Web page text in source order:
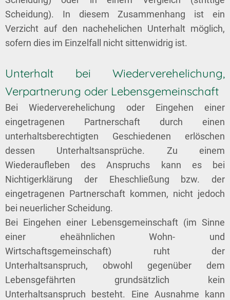
Scheidung). In diesem Zusammenhang ist ein
Verzicht auf den nachehelichen Unterhalt möglich,
sofern dies im Einzelfall nicht sittenwidrig ist.
Unterhalt bei Wiederverehelichung,
Verpartnerung oder Lebensgemeinschaft
Bei Wiederverehelichung oder Eingehen einer
eingetragenen Partnerschaft durch einen
unterhaltsberechtigten Geschiedenen erlöschen
dessen Unterhaltsansprüche. Zu einem
Wiederaufleben des Anspruchs kann es bei
Nichtigerklärung der Eheschließung bzw. der
eingetragenen Partnerschaft kommen, nicht jedoch
bei neuerlicher Scheidung.
Bei Eingehen einer Lebensgemeinschaft (im Sinne
einer eheähnlichen Wohn- und
Wirtschaftsgemeinschaft) ruht der
Unterhaltsanspruch, obwohl gegenüber dem
Lebensgefährten grundsätzlich kein
Unterhaltsanspruch besteht. Eine Ausnahme kann